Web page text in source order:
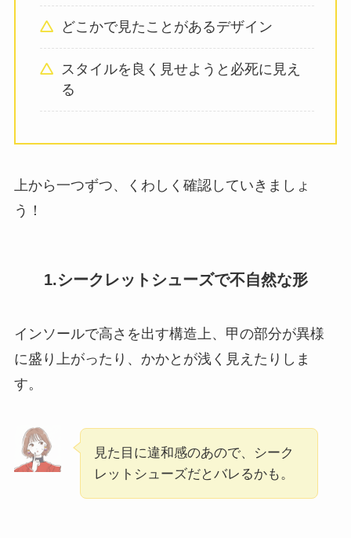
どこかで見たことがあるデザイン
スタイルを良く見せようと必死に見え
る
上から一つずつ、くわしく確認していきましょ
う！
1.シークレットシューズで不自然な形
インソールで高さを出す構造上、甲の部分が異様
に盛り上がったり、かかとが浅く見えたりしま
す。
見た目に違和感のあので、シーク
レットシューズだとバレるかも。